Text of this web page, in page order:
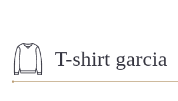
T-shirt garcia